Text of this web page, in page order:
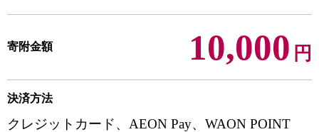
寄附金額 10,000 円
決済方法
クレジットカード、AEON Pay、WAON POINT